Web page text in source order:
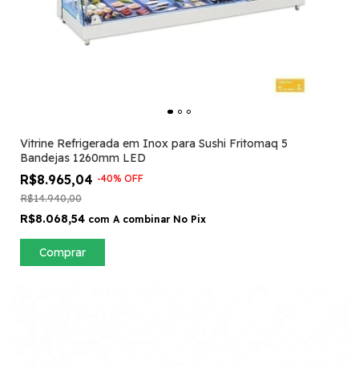
Vitrine Refrigerada em Inox para Sushi Fritomaq 5
Bandejas 1260mm LED
R$8.965,04 -40% OFF
R$14.940,00
R$8.068,54 com A combinar No Pix
Comprar